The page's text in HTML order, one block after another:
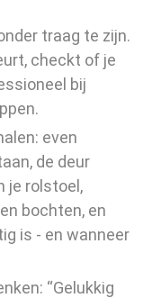
traag te zijn.
checkt of je
bij
even
de deur
je rolstoel,
bochten, en
is - en wanneer
“Gelukkig